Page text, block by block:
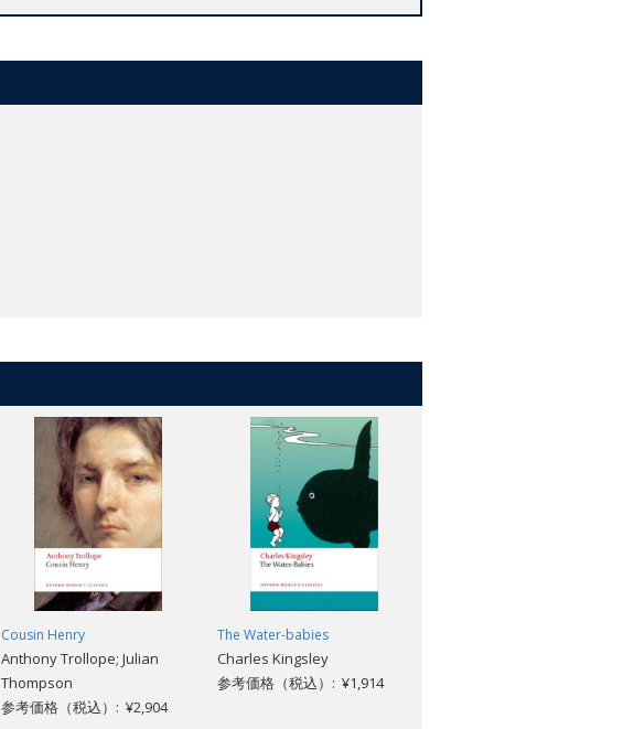
Cousin Henry
Anthony Trollope; Julian
Thompson
参考価格（税込）: ¥2,904
The Water-babies
Charles Kingsley
参考価格（税込）: ¥1,914